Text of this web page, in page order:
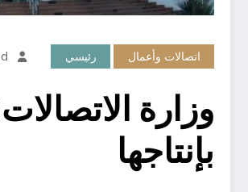
اتصالات وأعمال رئيسي
وزارة
بإنتاجها